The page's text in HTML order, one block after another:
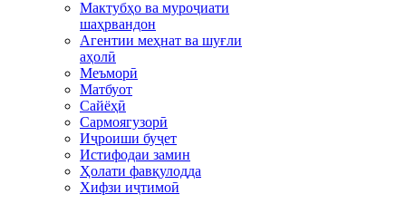
Мактубҳо ва муроҷиати
шаҳрвандон
Агентии меҳнат ва шуғли
аҳолӣ
Меъморӣ
Матбуот
Сайёҳӣ
Сармоягузорӣ
Иҷроиши буҷет
Истифодаи замин
Ҳолати фавқулодда
Хифзи иҷтимоӣ